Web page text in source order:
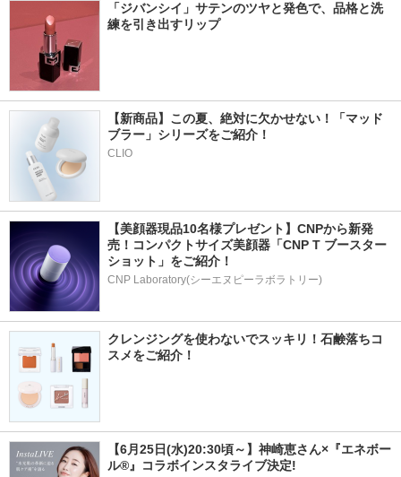
「ジバンシイ」サテンのツヤと発色で、品格と洗
練を引き出すリップ
【新商品】この夏、絶対に欠かせない！「マッド
ブラー」シリーズをご紹介！
CLIO
【美顔器現品10名様プレゼント】CNPから新発
売！コンパクトサイズ美顔器「CNP T ブースター
ショット」をご紹介！
CNP Laboratory(シーエヌピーラボラトリー)
クレンジングを使わないでスッキリ！石鹸落ちコ
スメをご紹介！
【6月25日(水)20:30頃～】神崎恵さん×『エネボー
ル®』コラボインスタライブ決定!